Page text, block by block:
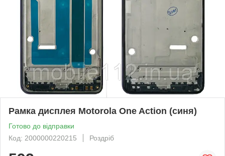
Рамка дисплея Motorola One Action (синя)
Готово до відправки
Код: 2000000220215
Роздріб